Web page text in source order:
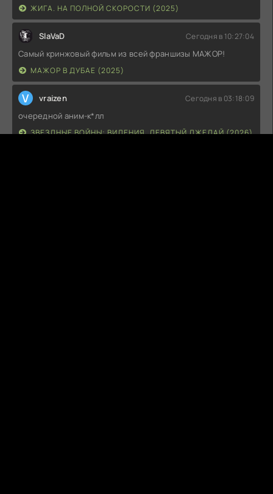
ЖИГА. НА ПОЛНОЙ СКОРОСТИ (2025)
SlaVaD Сегодня в 10:27:04
Самый кринжовый фильм из всей франшизы МАЖОР!
МАЖОР В ДУБАЕ (2025)
V vraizen Сегодня в 03:18:09
очередной аним-к*лл
ЗВЕЗДНЫЕ ВОЙНЫ: ВИДЕНИЯ. ДЕВЯТЫЙ ДЖЕДАЙ (2026)